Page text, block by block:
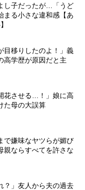
し子だったが…「うど
まる小さな違和感【あ
目移りしたのよ！」義
学歴が原因だと主
花させる…！」娘に高
た母の大誤算
嫌味なヤツらが媚び
親ならすべてを許さな
？」友人から夫の過去